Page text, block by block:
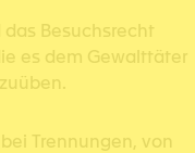
Besuchsrecht
es dem Gewalttäter
Trennungen, von